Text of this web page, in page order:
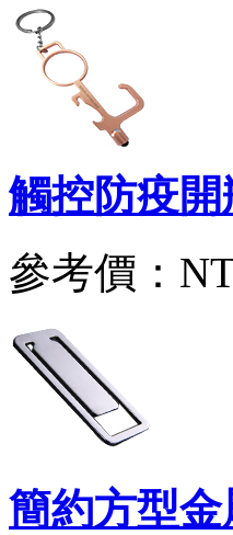
360度金屬三軸摺疊手機支架
參考價：NT: 40元
參考價：NT: 45元
圓柄金鏟ZE32960006
觸控防疫開
參考價：
簡約方型